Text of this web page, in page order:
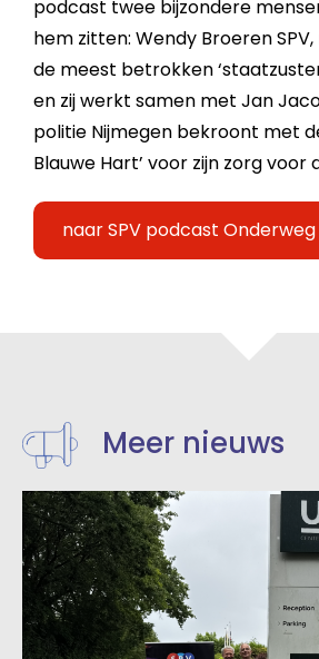
podcast twee bijzondere
hem zitten: Wendy Broeren
de meest betrokken
en zij werkt samen met Jan
politie Nijmegen bekroont met
Blauwe Hart’ voor zijn zorg voor
naar SPV podcast Onderweg
Meer nieuws